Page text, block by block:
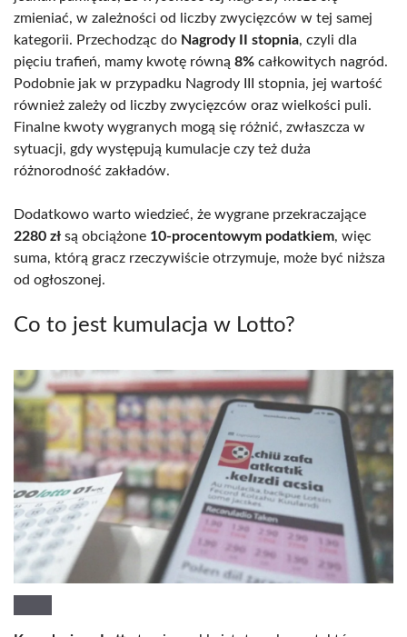
zmieniać, w zależności od liczby zwycięzców w tej samej
kategorii. Przechodząc do Nagrody II stopnia, czyli dla
pięciu trafień, mamy kwotę równą 8% całkowitych nagród.
Podobnie jak w przypadku Nagrody III stopnia, jej wartość
również zależy od liczby zwycięzców oraz wielkości puli.
Finalne kwoty wygranych mogą się różnić, zwłaszcza w
sytuacji, gdy występują kumulacje czy też duża
różnorodność zakładów.
Dodatkowo warto wiedzieć, że wygrane przekraczające
2280 zł są obciążone 10-procentowym podatkiem, więc
suma, którą gracz rzeczywiście otrzymuje, może być niższa
od ogłoszonej.
Co to jest kumulacja w Lotto?